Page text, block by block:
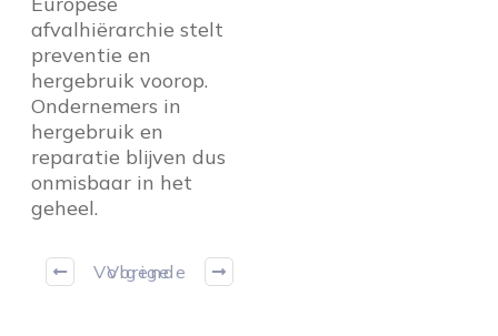
afvalhiërarchie stelt
preventie en
hergebruik voorop.
Ondernemers in
hergebruik en
reparatie blijven dus
onmisbaar in het
geheel.
Vorige
Volgende